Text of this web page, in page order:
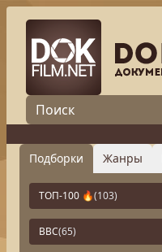
Подборки Жанры
ТОП-100 🔥(103)
BBC(65)